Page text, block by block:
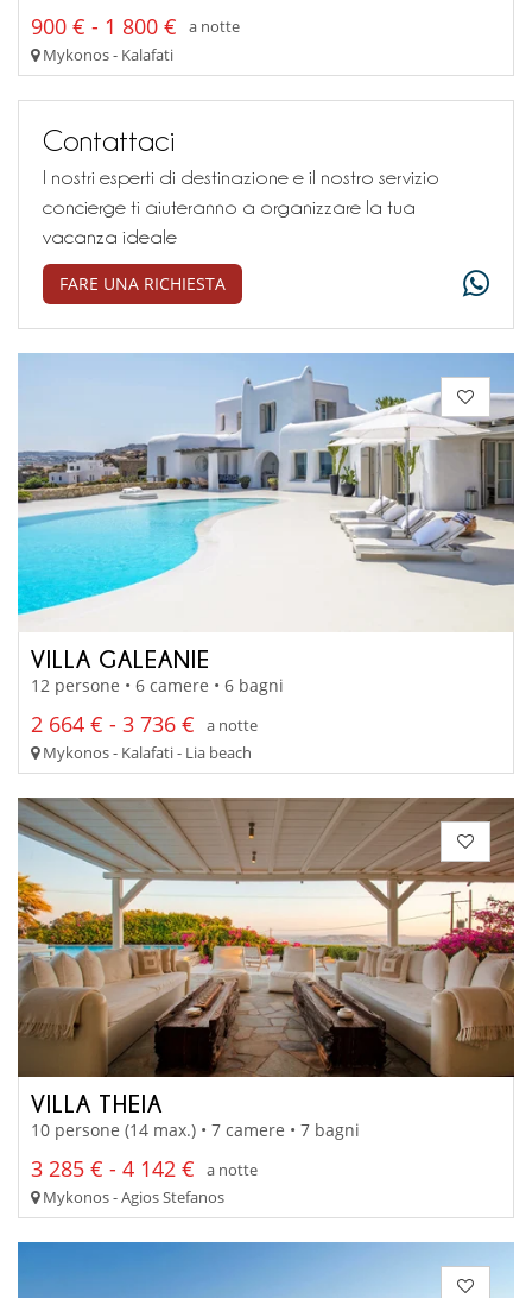
900 € - 1 800 €
a notte
Mykonos - Kalafati
Contattaci
I nostri esperti di destinazione e il nostro servizio
concierge ti aiuteranno a organizzare la tua
vacanza ideale
FARE UNA RICHIESTA
VILLA GALEANIE
12 persone • 6 camere • 6 bagni
2 664 € - 3 736 €
a notte
Mykonos - Kalafati - Lia beach
VILLA THEIA
10 persone (14 max.) • 7 camere • 7 bagni
3 285 € - 4 142 €
a notte
Mykonos - Agios Stefanos